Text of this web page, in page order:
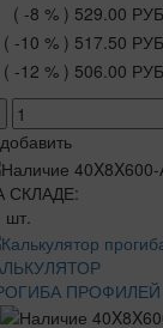
( -8 % ) 529.00
( -10 % ) 517.50
( -12 % ) 506.00
добавить
СКЛАДЕ:
шт.
ПРОФИЛЕЙ